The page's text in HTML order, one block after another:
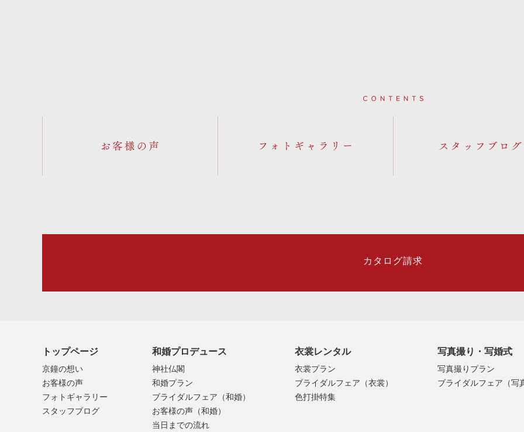
Contents
お客様の声 フォトギャラリー
カタログ請求
トップページ
京鐘の想い
お客様の声
フォトギャラリー
スタッフブログ
和婚プロデュース
神社仏閣
和婚プラン
ブライダルフェア（和婚）
お客様の声（和婚）
当日までの流れ
衣裳レンタル
衣裳プラン
ブライダルフェア（衣裳）
色打掛特集
写真撮り・写婚式
写真撮りプラン
ブライダルフェア（写